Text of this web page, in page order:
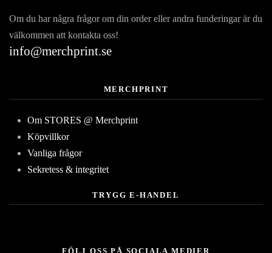
Om du har några frågor om din order eller andra funderingar är du
välkommen att kontakta oss!
info@merchprint.se
MERCHPRINT
Om STORES @ Merchprint
Köpvillkor
Vanliga frågor
Sekretess & integritet
TRYGG E-HANDEL
FÖLJ OSS PÅ SOCIALA MEDIER